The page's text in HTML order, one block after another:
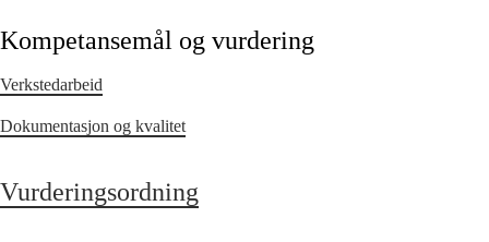
Kompetansemål og vurdering
Verkstedarbeid
Dokumentasjon og kvalitet
Vurderingsordning